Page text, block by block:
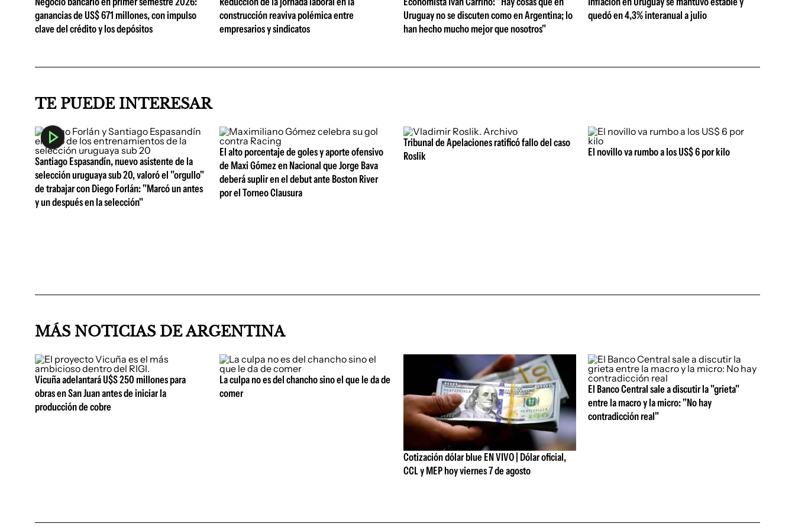
ganancias de US$ 671 millones, con impulso
clave del crédito y los depósitos
construcción reaviva polémica entre
empresarios y sindicatos
Uruguay no se discuten como en Argentina; lo
han hecho mucho mejor que nosotros"
quedó en 4,3% interanual a julio
TE PUEDE INTERESAR
Santiago Espasandín, nuevo asistente de la
selección uruguaya sub 20, valoró el "orgullo"
de trabajar con Diego Forlán: "Marcó un antes
y un después en la selección"
El alto porcentaje de goles y aporte ofensivo
de Maxi Gómez en Nacional que Jorge Bava
deberá suplir en el debut ante Boston River
por el Torneo Clausura
Tribunal de Apelaciones ratificó fallo del caso
Roslik
El novillo va rumbo a los US$ 6 por kilo
MÁS NOTICIAS DE ARGENTINA
Vicuña adelantará U$S 250 millones para
obras en San Juan antes de iniciar la
producción de cobre
La culpa no es del chancho sino el que le da de
comer
Cotización dólar blue EN VIVO | Dólar oficial,
CCL y MEP hoy viernes 7 de agosto
El Banco Central sale a discutir la "grieta"
entre la macro y la micro: "No hay
contradicción real"